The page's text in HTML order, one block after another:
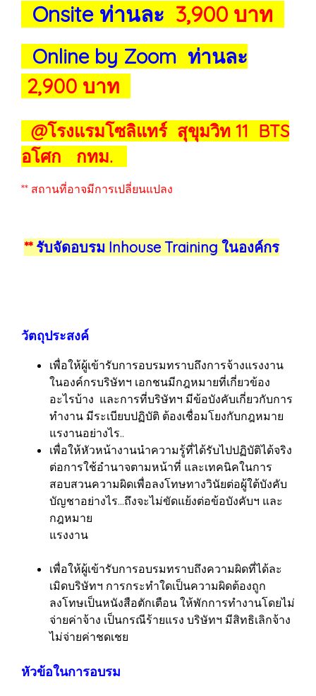
Onsite ท่านละ 3,900 บาท
Online by Zoom ท่านละ
2,900 บาท
@โรงแรมโซลิแทร์ สุขุมวิท 11 BTS
อโศก กทม.
** สถานที่อาจมีการเปลี่ยนแปลง
**รับจัดอบรม Inhouse Training ในองค์กร
วัตถุประสงค์
เพื่อให้ผู้เข้ารับการอบรมทราบถึงการจ้างแรงงาน
ในองค์กรบริษัทฯ เอกชนมีกฎหมายที่เกี่ยวข้อง
อะไรบ้าง และการที่บริษัทฯ มีข้อบังคับเกี่ยวกับการ
ทำงาน มีระเบียบปฏิบัติ ต้องเชื่อมโยงกับกฎหมาย
แรงานอย่างไร..
เพื่อให้หัวหน้างานนำความรู้ที่ได้รับไปปฏิบัติได้จริง
ต่อการใช้อำนาจตามหน้าที่ และเทคนิคในการ
สอบสวนความผิดเพื่อลงโทษทางวินัยต่อผู้ใต้บังคับ
บัญชาอย่างไร...ถึงจะไม่ขัดแย้งต่อข้อบังคับฯ และ
กฎหมาย
แรงงาน
เพื่อให้ผู้เข้ารับการอบรมทราบถึงความผิดที่ได้ละ
เมิดบริษัทฯ การกระทำใดเป็นความผิดต้องถูก
ลงโทษเป็นหนังสือตักเตือน ให้พักการทำงานโดยไม่
จ่ายค่าจ้าง เป็นกรณีร้ายแรง บริษัทฯ มีสิทธิเลิกจ้าง
ไม่จ่ายค่าชดเชย
หัวข้อในการอบรม